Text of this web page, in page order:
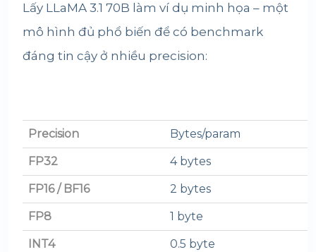
Lấy LLaMA 3.1 70B làm ví dụ minh họa – một
mô hình đủ phổ biến để có benchmark
đáng tin cậy ở nhiều precision:
Precision Bytes/param
FP32 4 bytes
FP16 / BF16 2 bytes
FP8 1 byte
INT4 0.5 byte